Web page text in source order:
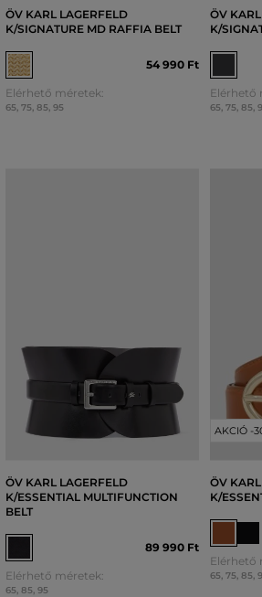
ÖV KARL LAGERFELD
K/SIGNATURE MD RAFFIA BELT
54 990 Ft
Elérhető méretek:
65, 75, 85, 95
ÖV
K/
Elérhető
65, 75, 85,
ÖV KARL LAGERFELD
K/ESSENTIAL MULTIFUNCTION
BELT
89 990 Ft
Elérhető méretek:
65 85 95
AKCIÓ -
ÖV
K/
Elérhető
65 75 85